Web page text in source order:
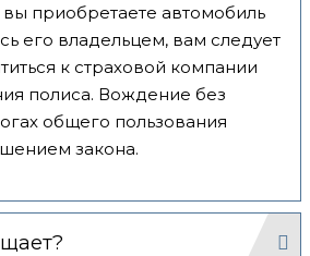
приобретаете автомобиль
его владельцем, вам следует
к страховой компании
полиса. Вождение без
общего пользования
закона.